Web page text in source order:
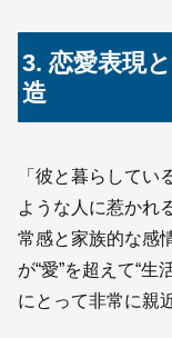
3. 恋愛表現
造
「彼と暮らして
ような人に惹かれ
常感と家族的な感
が“愛”を超えて“
にとって非常に親